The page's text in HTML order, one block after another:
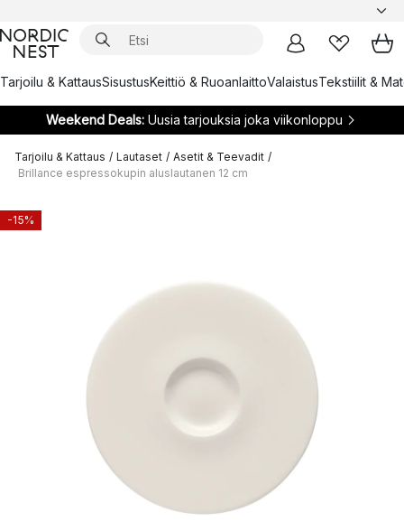
Tarjoilu & KattausSisustusKeittiö & RuoanlaittoValaistusTekstiilit &
Weekend Deals:Uusia tarjouksia joka viikonloppu
Tarjoilu & Kattaus / Lautaset / Asetit & Teevadit /
Brillance espressokupin aluslautanen 12 cm
-15%